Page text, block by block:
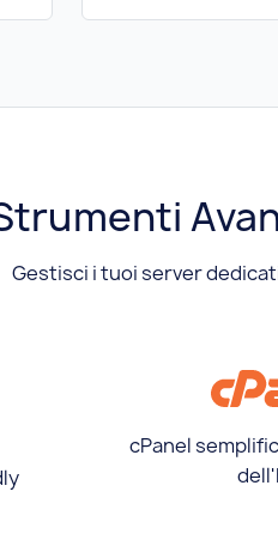
Gestisci i tuoi server
cPanel